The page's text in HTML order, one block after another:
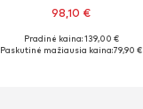
98,10 €
Yra daugybė dydžių
Pradinė kaina: 139,00 €
Paskutinė mažiausia kaina:79,90 €